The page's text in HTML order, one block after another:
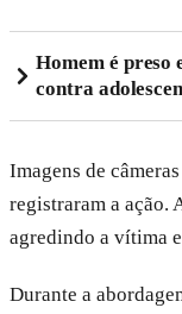
Homem é
contra
Imagens de
registraram a ação.
agredindo a vítima
Durante a